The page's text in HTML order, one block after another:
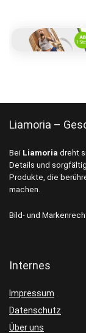
Liamoria –
Bei Liamoria dreht
Details und
Produkte, die
machen.
Bild- und
Internes
Impressum
Datenschutz
Über uns